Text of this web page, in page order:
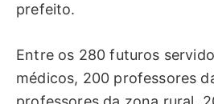
prefeito.
Entre os 280 futuros
médicos, 200 professores